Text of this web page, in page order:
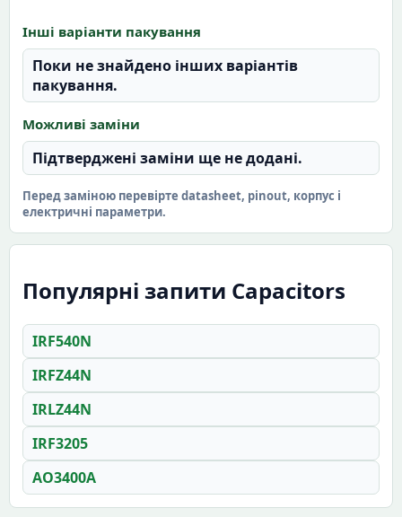
Інші варіанти пакування
Поки не знайдено інших варіантів
пакування.
Можливі заміни
Підтверджені заміни ще не додані.
Перед заміною перевірте datasheet, pinout, корпус і
електричні параметри.
Популярні запити Capacitors
IRF540N
IRFZ44N
IRLZ44N
IRF3205
AO3400A